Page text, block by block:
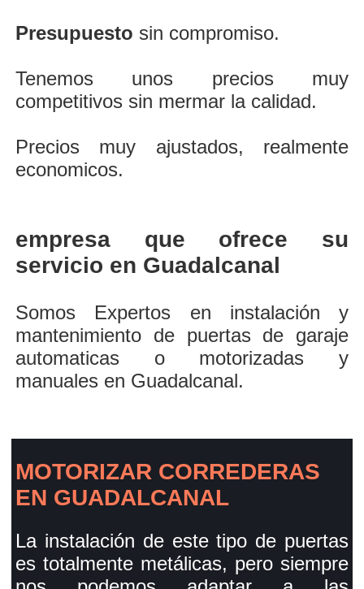
Presupuesto sin compromiso.
Tenemos unos precios muy
competitivos sin mermar la calidad.
Precios muy ajustados, realmente
economicos.
empresa que ofrece su
servicio en Guadalcanal
Somos Expertos en instalación y
mantenimiento de puertas de garaje
automaticas o motorizadas y
manuales en Guadalcanal.
MOTORIZAR CORREDERAS
EN GUADALCANAL
La instalación de este tipo de puertas
es totalmente metálicas, pero siempre